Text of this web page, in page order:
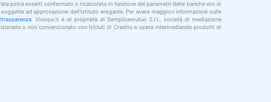
potrà esserti confermato o ricalcolato in funzione dei parametri delle banche e/o di
ad approvazione dell'istituto erogante. Per avere maggiori informazioni sulle
. Vivoqui.it è di proprietà di Semplicemutuo S.r.l., società di mediazione
o non convenzionato con Istituti di Credito e opera intermediando prodotti di